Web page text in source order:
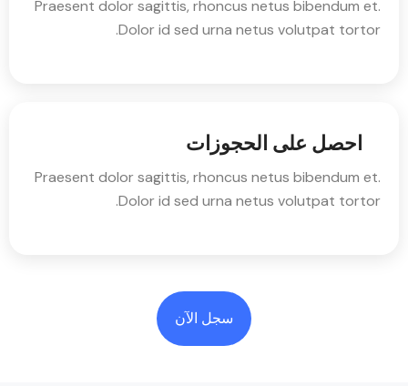
Praesent dolor sagittis, rhoncus netus bibendum et.
Dolor id sed urna netus volutpat tortor.
احصل على الحجوزات
Praesent dolor sagittis, rhoncus netus bibendum et.
Dolor id sed urna netus volutpat tortor.
سجل الآن